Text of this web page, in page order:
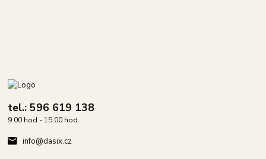
tel.: 596 619 138
9.00 hod - 15.00 hod.
info@dasix.cz